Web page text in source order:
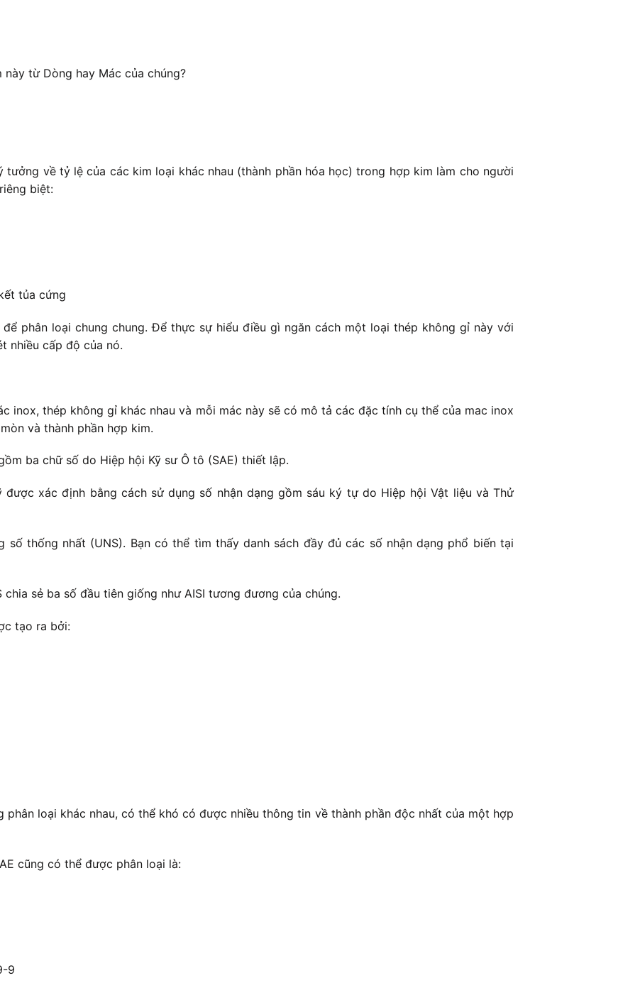
từ Dòng hay Mác của chúng?
tưởng về tỷ lệ của các kim loại khác nhau (thành phần hóa học) trong hợp kim làm cho người
biệt:
tủa cứng
phân loại chung chung. Để thực sự hiểu điều gì ngăn cách một loại thép không gỉ này với
nhiều cấp độ của nó.
inox, thép không gỉ khác nhau và mỗi mác này sẽ có mô tả các đặc tính cụ thể của mac inox
và thành phần hợp kim.
ba chữ số do Hiệp hội Kỹ sư Ô tô (SAE) thiết lập.
được xác định bằng cách sử dụng số nhận dạng gồm sáu ký tự do Hiệp hội Vật liệu và Thử
số thống nhất (UNS). Bạn có thể tìm thấy danh sách đầy đủ các số nhận dạng phổ biến tại
sẻ ba số đầu tiên giống như AISI tương đương của chúng.
tạo ra bởi:
loại khác nhau, có thể khó có được nhiều thông tin về thành phần độc nhất của một hợp
cũng có thể được phân loại là:
9